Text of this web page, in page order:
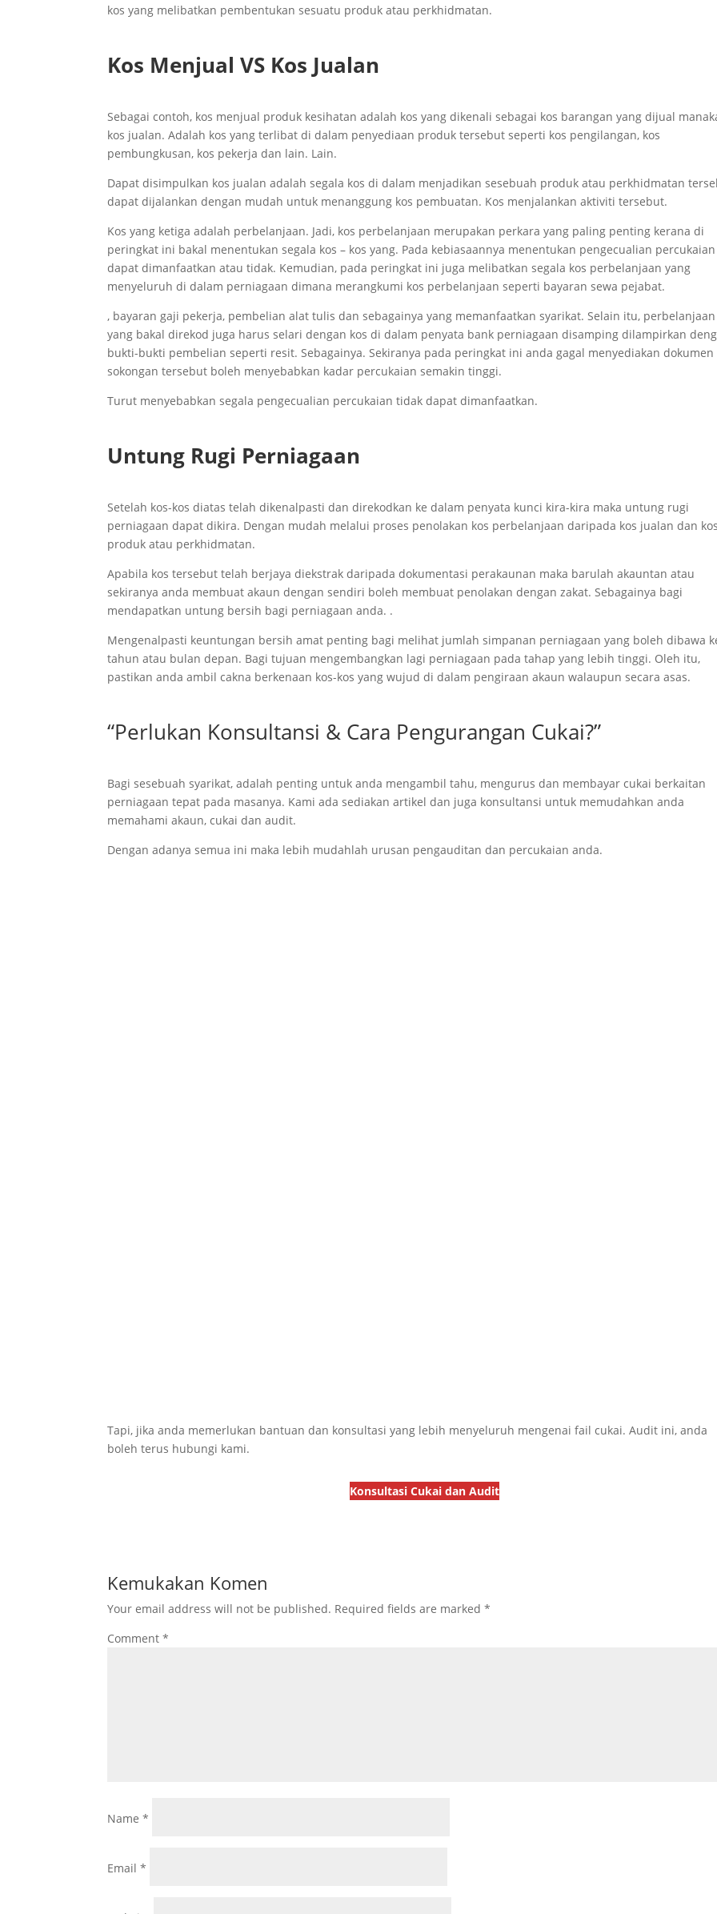
kos yang melibatkan pembentukan sesuatu produk atau perkhidmatan.
Kos Menjual VS Kos Jualan
Sebagai contoh, kos menjual produk kesihatan adalah kos yang dikenali sebagai kos barangan yang dijual
kos jualan. Adalah kos yang terlibat di dalam penyediaan produk tersebut seperti kos pengilangan, kos
pembungkusan, kos pekerja dan lain. Lain.
Dapat disimpulkan kos jualan adalah segala kos di dalam menjadikan sesebuah produk atau perkhidmatan
dapat dijalankan dengan mudah untuk menanggung kos pembuatan. Kos menjalankan aktiviti tersebut.
Kos yang ketiga adalah perbelanjaan. Jadi, kos perbelanjaan merupakan perkara yang paling penting kerana di
peringkat ini bakal menentukan segala kos – kos yang. Pada kebiasaannya menentukan pengecualian percukaian
dapat dimanfaatkan atau tidak. Kemudian, pada peringkat ini juga melibatkan segala kos perbelanjaan yang
menyeluruh di dalam perniagaan dimana merangkumi kos perbelanjaan seperti bayaran sewa pejabat.
, bayaran gaji pekerja, pembelian alat tulis dan sebagainya yang memanfaatkan syarikat. Selain itu, perbelanjaan
yang bakal direkod juga harus selari dengan kos di dalam penyata bank perniagaan disamping dilampirkan
bukti-bukti pembelian seperti resit. Sebagainya. Sekiranya pada peringkat ini anda gagal menyediakan dokumen
sokongan tersebut boleh menyebabkan kadar percukaian semakin tinggi.
Turut menyebabkan segala pengecualian percukaian tidak dapat dimanfaatkan.
Untung Rugi Perniagaan
Setelah kos-kos diatas telah dikenalpasti dan direkodkan ke dalam penyata kunci kira-kira maka untung rugi
perniagaan dapat dikira. Dengan mudah melalui proses penolakan kos perbelanjaan daripada kos jualan dan
produk atau perkhidmatan.
Apabila kos tersebut telah berjaya diekstrak daripada dokumentasi perakaunan maka barulah akauntan atau
sekiranya anda membuat akaun dengan sendiri boleh membuat penolakan dengan zakat. Sebagainya bagi
mendapatkan untung bersih bagi perniagaan anda. .
Mengenalpasti keuntungan bersih amat penting bagi melihat jumlah simpanan perniagaan yang boleh dibawa
tahun atau bulan depan. Bagi tujuan mengembangkan lagi perniagaan pada tahap yang lebih tinggi. Oleh itu,
pastikan anda ambil cakna berkenaan kos-kos yang wujud di dalam pengiraan akaun walaupun secara asas.
“Perlukan Konsultansi & Cara Pengurangan Cukai?”
Bagi sesebuah syarikat, adalah penting untuk anda mengambil tahu, mengurus dan membayar cukai berkaitan
perniagaan tepat pada masanya. Kami ada sediakan artikel dan juga konsultansi untuk memudahkan anda
memahami akaun, cukai dan audit.
Dengan adanya semua ini maka lebih mudahlah urusan pengauditan dan percukaian anda.
Tapi, jika anda memerlukan bantuan dan konsultasi yang lebih menyeluruh mengenai fail cukai. Audit ini, anda
boleh terus hubungi kami.
Konsultasi Cukai dan Audit
Kemukakan Komen
Your email address will not be published. Required fields are marked*
Comment*
Name*
Email*